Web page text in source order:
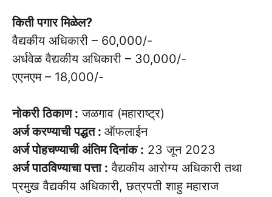
किती पगार मिळेल?
वैद्यकीय अधिकारी – 60,000/-
अर्धवेळ वैद्यकीय अधिकारी – 30,000/-
एएनएम – 18,000/-
नोकरी ठिकाण : जळगाव (महाराष्ट्र)
अर्ज करण्याची पद्धत : ऑफलाईन
अर्ज पोहचण्याची अंतिम दिनांक : 23 जून 2023
अर्ज पाठविण्याचा पत्ता : वैद्यकीय आरोग्य अधिकारी तथा
प्रमुख वैद्यकीय अधिकारी, छत्रपती शाहु महाराज